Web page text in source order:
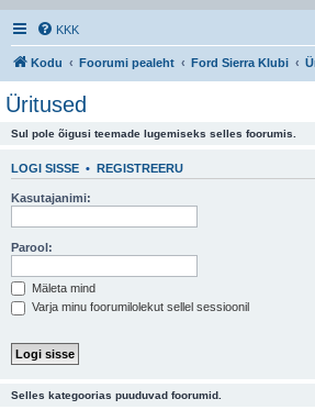
KKK
Kodu Foorumi pealeht Ford Sierra Klubi
Üritused
Sul pole õigusi teemade lugemiseks selles foorumis.
LOGI SISSE • REGISTREERU
Kasutajanimi:
Parool:
Mäleta mind
Varja minu foorumilolekut sellel sessioonil
Selles kategoorias puuduvad foorumid.